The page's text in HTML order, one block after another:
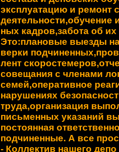
эксплуатацию и ремонт
деятельности,обучение
ных кадров,забота об
Это:плановые выезды
верки
лент
совеща­ния с членами
семей,оперативное
нарушениях
труда,организация
письменных указаний
постоянная
подчиненные. А все
- Коллектив нашего